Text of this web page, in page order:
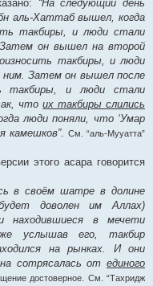
“На следующий день
аль-Хаттаб вышел, когда
такбиры, и люди стали
он вышел на второй
такбиры, и люди
Затем он вышел после
такбиры, и люди стали
чтоих такбиры слились
люди поняли, что ‘Умар
камешков”.
См. “аль-Мууатта”
этого асара говорится
в своём шатре в долине
доволен им Аллах)
находившиеся в мечети
услышав его, такбир
на рынках. И они
сотрясалась от единого
достоверное. См. “Тахридж